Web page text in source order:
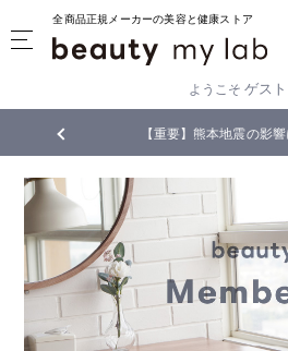
全商品正規メーカーの美容と健康ストア
ようこそ ゲスト
【重要】熊本地震の影響により